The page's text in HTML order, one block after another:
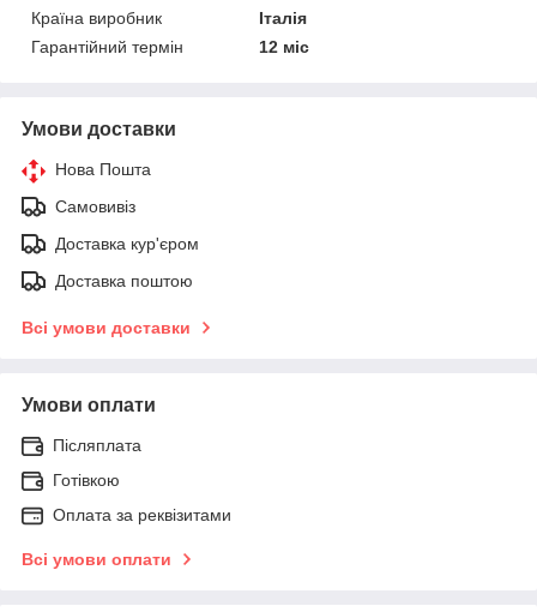
Країна виробник
Італія
Гарантійний термін
12 міс
Умови доставки
Нова Пошта
Самовивіз
Доставка кур'єром
Доставка поштою
Всі умови доставки
Умови оплати
Післяплата
Готівкою
Оплата за реквізитами
Всі умови оплати